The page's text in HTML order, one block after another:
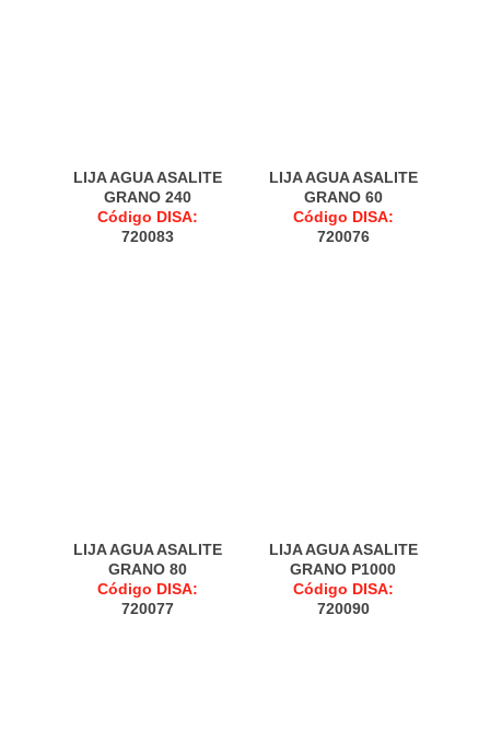
LIJA AGUA ASALITE
GRANO 240
Código DISA:
720083
LIJA AGUA ASALITE
GRANO 60
Código DISA:
720076
LIJA AGUA ASALITE
GRANO 80
Código DISA:
720077
LIJA AGUA ASALITE
GRANO P1000
Código DISA:
720090